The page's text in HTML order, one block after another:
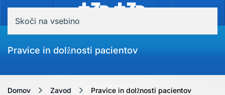
Skoči na vsebino
Pravice in dolžnosti pacientov
Domov Zavod Pravice in dolžnosti pacientov